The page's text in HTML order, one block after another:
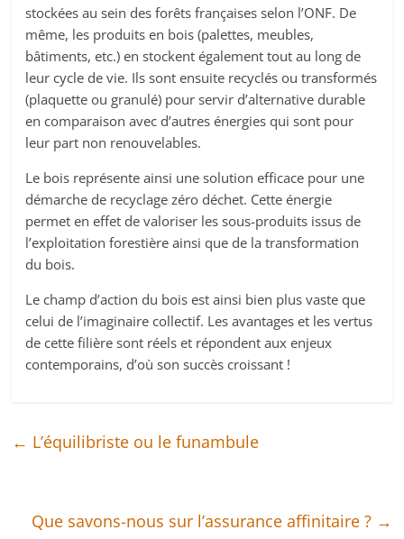
stockées au sein des forêts françaises selon l’ONF. De
même, les produits en bois (palettes, meubles,
bâtiments, etc.) en stockent également tout au long de
leur cycle de vie. Ils sont ensuite recyclés ou transformés
(plaquette ou granulé) pour servir d’alternative durable
en comparaison avec d’autres énergies qui sont pour
leur part non renouvelables.
Le bois représente ainsi une solution efficace pour une
démarche de recyclage zéro déchet. Cette énergie
permet en effet de valoriser les sous-produits issus de
l’exploitation forestière ainsi que de la transformation
du bois.
Le champ d’action du bois est ainsi bien plus vaste que
celui de l’imaginaire collectif. Les avantages et les vertus
de cette filière sont réels et répondent aux enjeux
contemporains, d’où son succès croissant !
← L’équilibriste ou le funambule
Que savons-nous sur l’assurance affinitaire ? →